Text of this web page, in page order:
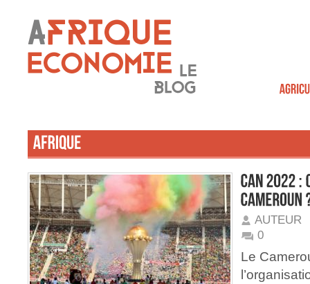
AUTEUR
0
Le